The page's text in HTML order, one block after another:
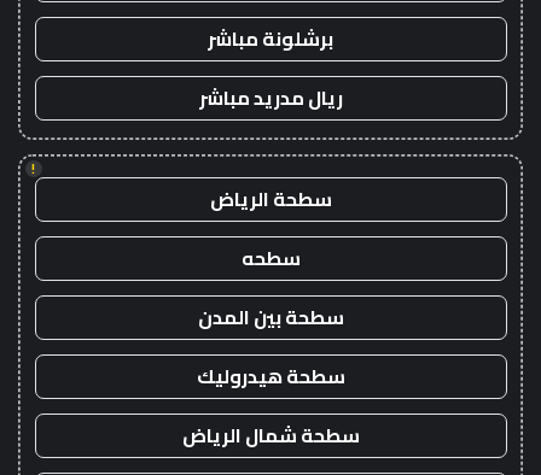
برشلونة مباشر
ريال مدريد مباشر
!
سطحة الرياض
سطحه
سطحة بين المدن
سطحة هيدروليك
سطحة شمال الرياض